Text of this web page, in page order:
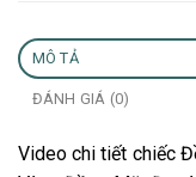
MÔ TẢ
ĐÁNH GIÁ (0)
Video chi tiết chiếc